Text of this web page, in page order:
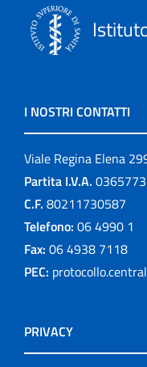
I NOSTRI CONTATTI
Viale Regina Elena
Partita I.V.A.
C.F. 80211730587
Telefono: 06 4990 1
Fax: 06 4938 7118
PEC:
PRIVACY